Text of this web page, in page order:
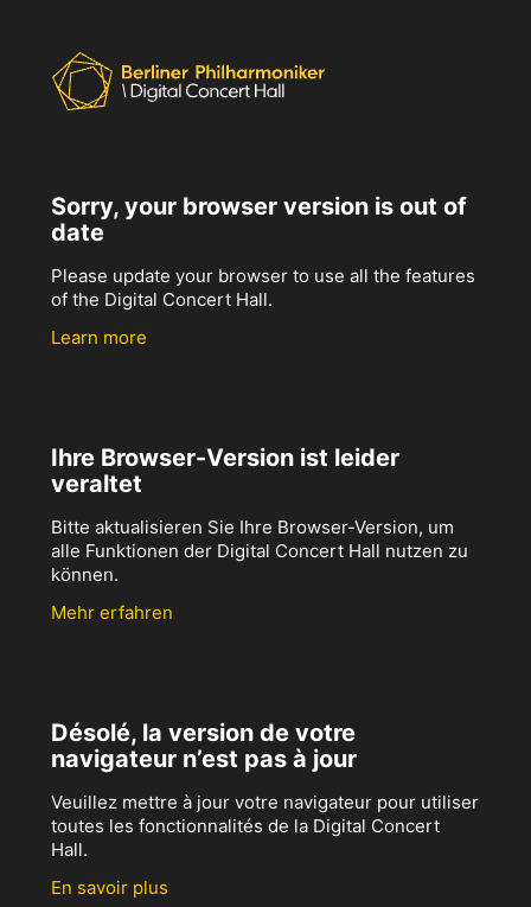
Sorry, your browser version is out of
date
Please update your browser to use all the features
of the Digital Concert Hall.
Learn more
Ihre Browser-Version ist leider
veraltet
Bitte aktualisieren Sie Ihre Browser-Version, um
alle Funktionen der Digital Concert Hall nutzen zu
können.
Mehr erfahren
Désolé, la version de votre
navigateur n’est pas à jour
Veuillez mettre à jour votre navigateur pour utiliser
toutes les fonctionnalités de la Digital Concert
Hall.
En savoir plus